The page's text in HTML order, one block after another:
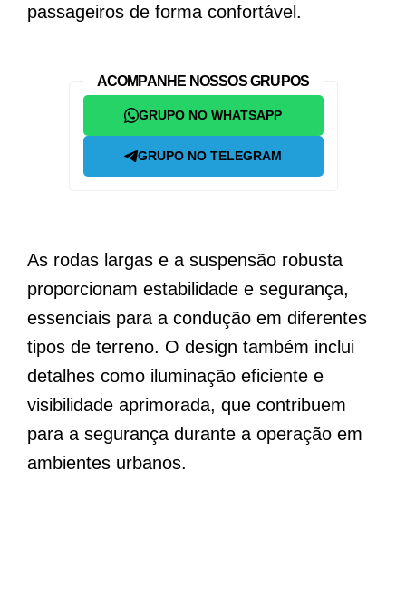
passageiros de forma confortável.
ACOMPANHE NOSSOS GRUPOS
GRUPO NO WHATSAPP
GRUPO NO TELEGRAM
As rodas largas e a suspensão robusta
proporcionam estabilidade e segurança,
essenciais para a condução em diferentes
tipos de terreno. O design também inclui
detalhes como iluminação eficiente e
visibilidade aprimorada, que contribuem
para a segurança durante a operação em
ambientes urbanos.